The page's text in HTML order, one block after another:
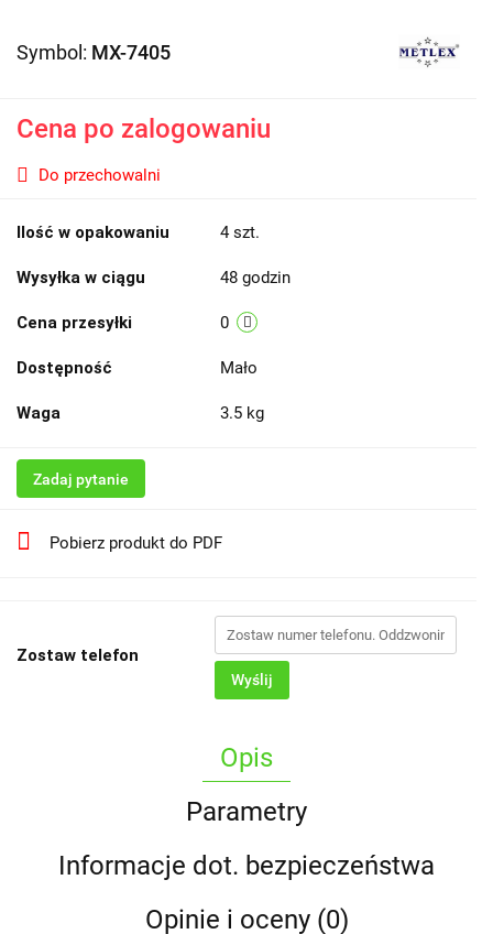
Symbol: MX-7405
Cena po zalogowaniu
Do przechowalni
Ilość w opakowaniu 4 szt.
Wysyłka w ciągu 48 godzin
Cena przesyłki 0
Dostępność Mało
Waga 3.5 kg
Zadaj pytanie
Pobierz produkt do PDF
Zostaw telefon
Wyślij
Opis
Parametry
Informacje dot. bezpieczeństwa
Opinie i oceny (0)